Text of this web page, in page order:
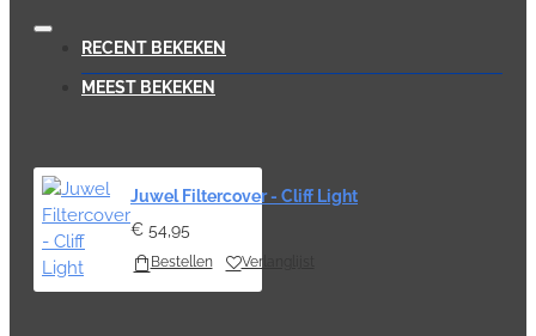
RECENT BEKEKEN
MEEST BEKEKEN
Juwel Filtercover - Cliff Light
€ 54,95
Bestellen Verlanglijst